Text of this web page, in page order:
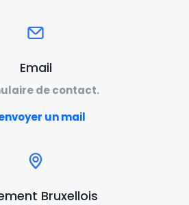
Email
de contact.
un mail
Bruxellois